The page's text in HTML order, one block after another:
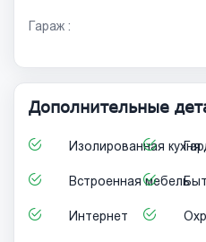
Гараж :
Дополнительные
Изолированная кухня
Встроенная мебель
Интернет